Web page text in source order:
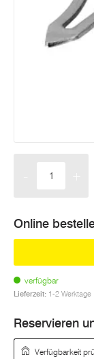
Online
verfügbar
Lieferzeit: 1-2 Werktage
Reservieren